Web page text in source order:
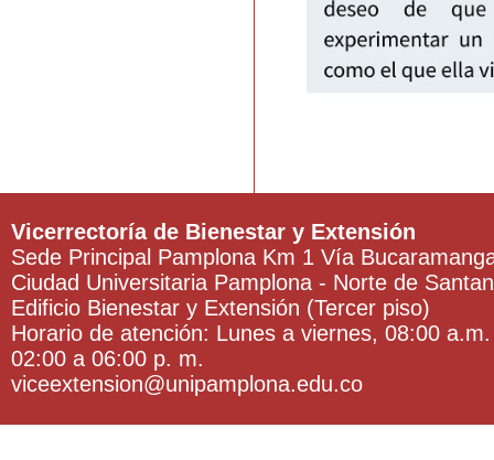
Vicerrectoría de Bienestar y Extensión
Sede Principal Pamplona Km 1 Vía
Ciudad Universitaria Pamplona - Norte de
Edificio Bienestar y Extensión (Tercer piso)
Horario de atención: Lunes a viernes, 08:00
02:00 a 06:00 p. m.
viceextension@unipamplona.edu.co